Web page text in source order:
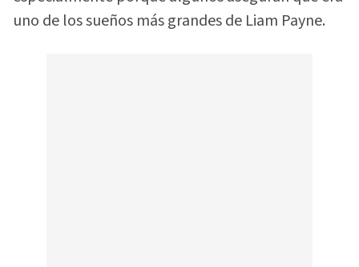
uno de los sueños más grandes de Liam Payne.